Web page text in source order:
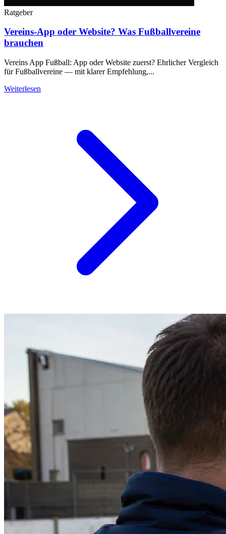
Ratgeber
Vereins-App oder Website? Was Fußballvereine
brauchen
Vereins App Fußball: App oder Website zuerst? Ehrlicher Vergleich
für Fußballvereine — mit klarer Empfehlung,...
Weiterlesen